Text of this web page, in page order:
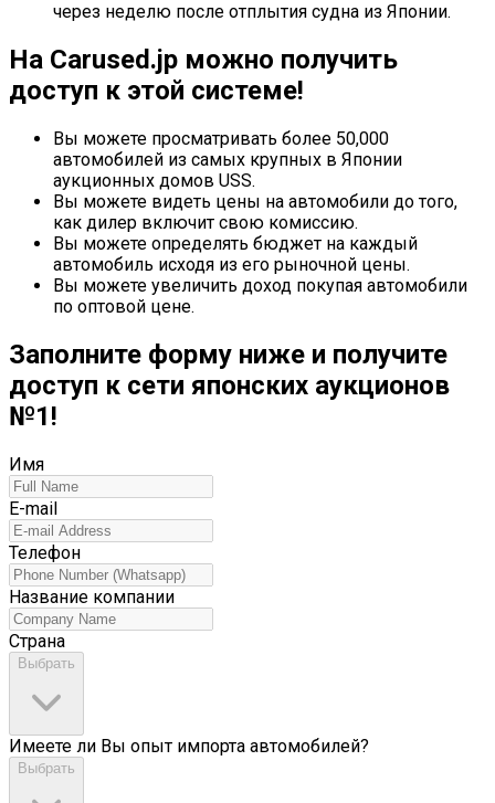
через неделю после отплытия судна из Японии.
На Carused.jp можно получить
доступ к этой системе!
Вы можете просматривать более 50,000
автомобилей из самых крупных в Японии
аукционных домов USS.
Вы можете видеть цены на автомобили до того,
как дилер включит свою комиссию.
Вы можете определять бюджет на каждый
автомобиль исходя из его рыночной цены.
Вы можете увеличить доход покупая автомобили
по оптовой цене.
Заполните форму ниже и получите
доступ к сети японских аукционов
№1!
Имя
E-mail
Телефон
Название компании
Страна
Выбрать
Имеете ли Вы опыт импорта автомобилей?
Выбрать